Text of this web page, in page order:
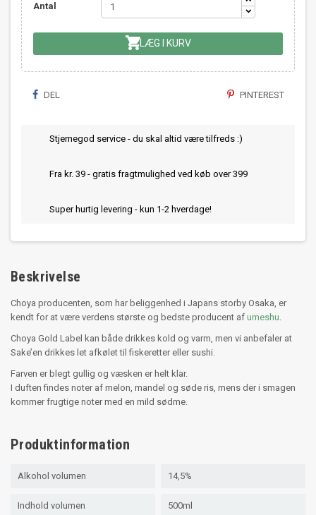
Antal
 LÆG I KURV
DEL PINTEREST
Stjernegod service - du skal altid være tilfreds :)
Fra kr. 39 - gratis fragtmulighed ved køb over 399
Super hurtig levering - kun 1-2 hverdage!
Beskrivelse
Choya producenten, som har beliggenhed i Japans storby Osaka, er
kendt for at være verdens største og bedste producent af umeshu.
Choya Gold Label kan både drikkes kold og varm, men vi anbefaler at
Sake’en drikkes let afkølet til fiskeretter eller sushi.
Farven er blegt gullig og væsken er helt klar.
I duften findes noter af melon, mandel og søde ris, mens der i smagen
kommer frugtige noter med en mild sødme.
Produktinformation
Alkohol volumen 14,5%
Indhold volumen 500ml